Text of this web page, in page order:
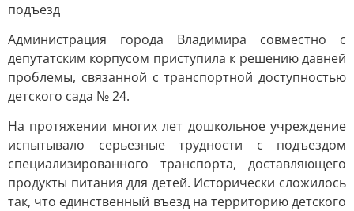
подъезд
Администрация города Владимира совместно с
депутатским корпусом приступила к решению давней
проблемы, связанной с транспортной доступностью
детского сада № 24.
На протяжении многих лет дошкольное учреждение
испытывало серьезные трудности с подъездом
специализированного транспорта, доставляющего
продукты питания для детей. Исторически сложилось
так, что единственный въезд на территорию детского